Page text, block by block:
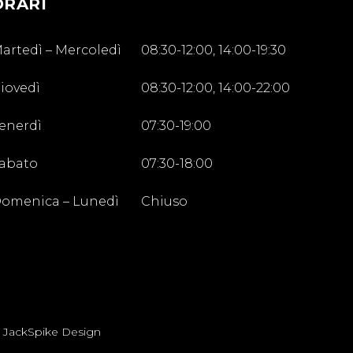
– Mercoledì 08:30-12:00, 14:00-19:30
08:30-12:00, 14:00-22:00
07:30-19:00
07:30-18:00
– Lunedì Chiuso
JackSpike Design